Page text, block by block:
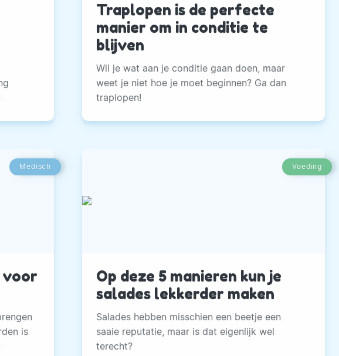
Traplopen is de perfecte
manier om in conditie te
blijven
Wil je wat aan je conditie gaan doen, maar
weet je niet hoe je moet beginnen? Ga dan
traplopen!
Medisch
voor
is
Voeding
Op deze 5 manieren kun je
salades lekkerder maken
Salades hebben misschien een beetje een
saaie reputatie, maar is dat eigenlijk wel
terecht?